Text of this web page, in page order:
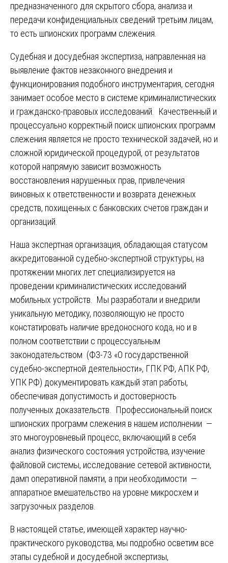
предназначенного для скрытого сбора, анализа и
передачи конфиденциальных сведений третьим лицам,
то есть шпионских программ слежения.
Судебная и досудебная экспертиза, направленная на
выявление фактов незаконного внедрения и
функционирования подобного инструментария, сегодня
занимает особое место в системе криминалистических
и гражданско-правовых исследований. Качественный и
процессуально корректный поиск шпионских программ
слежения является не просто технической задачей, но и
сложной юридической процедурой, от результатов
которой напрямую зависит возможность
восстановления нарушенных прав, привлечения
виновных к ответственности и возврата денежных
средств, похищенных с банковских счетов граждан и
организаций.
Наша экспертная организация, обладающая статусом
аккредитованной судебно-экспертной структуры, на
протяжении многих лет специализируется на
проведении криминалистических исследований
мобильных устройств. Мы разработали и внедрили
уникальную методику, позволяющую не просто
констатировать наличие вредоносного кода, но и в
полном соответствии с процессуальным
законодательством (ФЗ-73 «О государственной
судебно-экспертной деятельности», ГПК РФ, АПК РФ,
УПК РФ) документировать каждый этап работы,
обеспечивая допустимость и достоверность
полученных доказательств. Профессиональный поиск
шпионских программ слежения в нашем исполнении —
это многоуровневый процесс, включающий в себя
анализ физического состояния устройства, изучение
файловой системы, исследование сетевой активности,
дамп оперативной памяти, а при необходимости —
аппаратное вмешательство на уровне микросхем и
загрузочных разделов.
В настоящей статье, имеющей характер научно-
практического руководства, мы подробно осветим все
этапы судебной и досудебной экспертизы,